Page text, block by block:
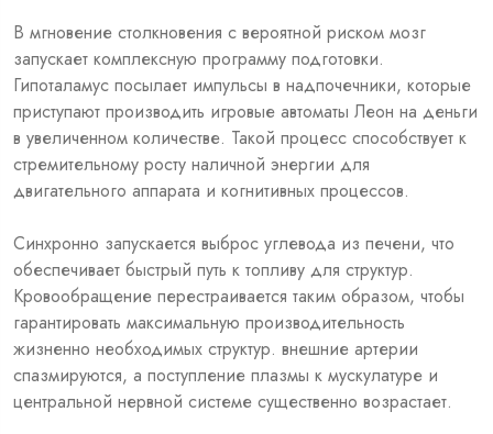
В мгновение столкновения с вероятной риском мозг
запускает комплексную программу подготовки.
Гипоталамус посылает импульсы в надпочечники, которые
приступают производить игровые автоматы Леон на деньги
в увеличенном количестве. Такой процесс способствует к
стремительному росту наличной энергии для
двигательного аппарата и когнитивных процессов.
Синхронно запускается выброс углевода из печени, что
обеспечивает быстрый путь к топливу для структур.
Кровообращение перестраивается таким образом, чтобы
гарантировать максимальную производительность
жизненно необходимых структур. внешние артерии
спазмируются, а поступление плазмы к мускулатуре и
центральной нервной системе существенно возрастает.